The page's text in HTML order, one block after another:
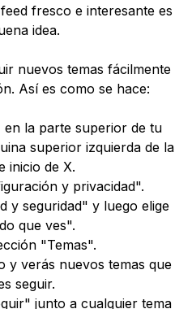
fresco e interesante es
idea.
nuevos temas fácilmente
Así es como se hace:
la parte superior de tu
superior izquierda de la
inicio de X.
y privacidad".
y seguridad" y luego elige
que ves".
"Temas".
y verás nuevos temas que
seguir.
junto a cualquier tema